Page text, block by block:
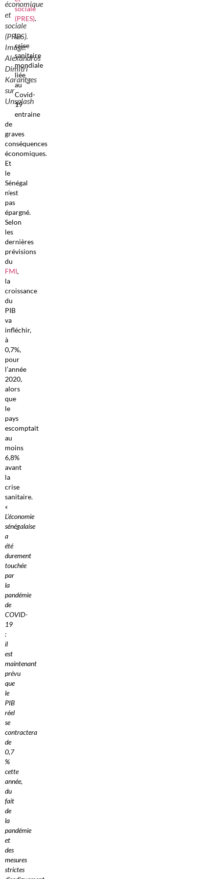
économique
et
sociale
(PRES).
Image:
Alexandros
Dimitri
Karantges
sur
Unsplash
sociale
(PRES).
La
crise
sanitaire
mondiale
liée
au
Covid-
19
entraine
de
graves
conséquences
économiques.
Et
le
Sénégal
n’est
pas
épargné.
Selon
les
dernières
prévisions
du
FMI,
la
croissance
du
PIB
va
infléchir,
à
0,7%,
pour
l’année
2020,
alors
que
le
pays
escomptait
au
moins
6,8%
avant
la
crise
sanitaire.
«
L’économie
sénégalaise
a
été
durement
touchée
par
la
pandémie
de
COVID-
19
:
il
est
maintenant
prévu
que
le
PIB
réel
se
contractera
de
0,7
%
cette
année,
du
fait
de
la
pandémie
et
des
mesures
strictes